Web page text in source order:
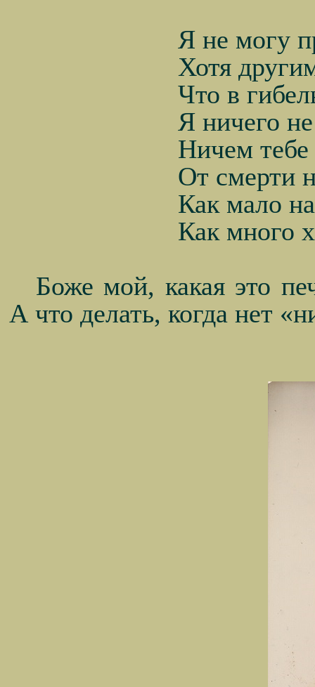
Я не могу
Хотя
Что в
Я ничего
Ничем тебе
От смерти
Как мало
Как много
Боже мой, какая это
А что делать, когда нет